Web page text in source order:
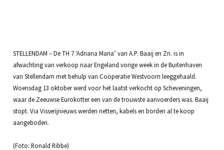
STELLENDAM – De TH 7 ‘Adriana Maria’ van A.P. Baaij en Zn. is in
afwachting van verkoop naar Engeland vorige week in de Buitenhaven
van Stellendam met behulp van Coöperatie Westvoorn leeggehaald.
Woensdag 13 oktober werd voor het laatst verkocht op Scheveningen,
waar de Zeeuwse Eurokotter een van de trouwste aanvoerders was. Baaij
stopt. Via Visserijnieuws werden netten, kabels en borden al te koop
aangeboden.
(Foto: Ronald Ribbe)